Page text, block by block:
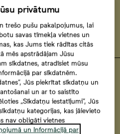
pie mājas. Dzīvokļiem ar
jāiegādājas
- iegādājies
privātumu
trešo pušu pakalpojumus, lai
savas tīmekļa vietnes un
kas Jums tiek rādītas citās
mēs apstrādājam Jūsu
sīkdatnes, atradīsiet mūsu
par sīkdatnēm.
Jūs piekrītat sīkdatņu un
un ar to saistīto
„Sīkdatņu iestatījumi”, Jūs
kategorijas, kas jāievieto
nav obligāti vietnes
un Informācijā par